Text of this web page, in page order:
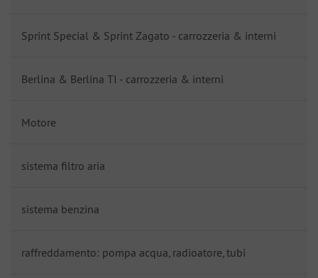
Sprint Special & Sprint Zagato - carrozzeria & interni
Berlina & Berlina TI - carrozzeria & interni
Motore
sistema filtro aria
sistema benzina
raffreddamento: pompa acqua, radioatore, tubi